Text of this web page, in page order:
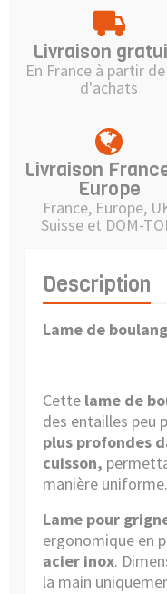
Livraison
En France à partir
d'achats
Livraison
Europe
France, Europe,
Suisse et DOM-
Description
Lame de
Cette lame de
des entailles peu
plus profondes
cuisson,
manière uniforme.
Lame pour
ergonomique en
acier inox.
la main